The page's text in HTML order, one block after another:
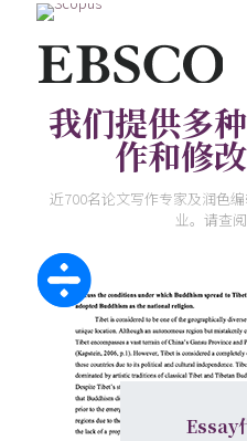
我们提供多
作和修
近700名论文写作专家及润色
业。请查阅
Essay